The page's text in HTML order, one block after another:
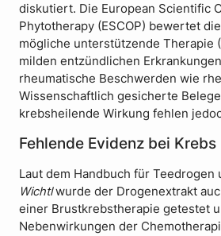
diskutiert. Die European Scientific
Phytotherapy (ESCOP) bewertet
mögliche unterstützende Therapie
milden entzündlichen
rheumatische Beschwerden wie
Wissenschaftlich gesicherte
krebsheilende Wirkung fehlen
Fehlende Evidenz bei Krebs
Laut dem Handbuch für Teedrogen
Wichtlwurde der Drogenextrakt
einer Brustkrebstherapie getestet
Nebenwirkungen der